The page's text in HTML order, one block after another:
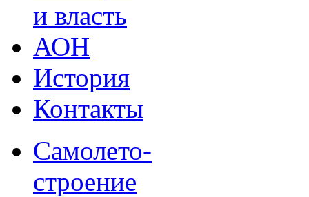
и власть
АОН
История
Контакты
Самолето-
строение